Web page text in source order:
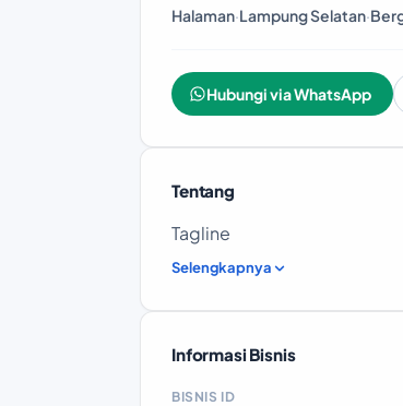
Halaman·Lampung Selatan·
Hubungi via WhatsApp
Tentang
Tagline
Selengkapnya
Informasi Bisnis
BISNIS ID